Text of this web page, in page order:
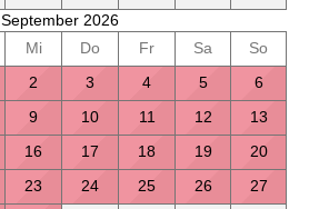
September 2026
Mi Do Fr Sa
So
2 3 4 5
6
9 10 11 12
13
16 17 18 19
20
23 24 25 26
27